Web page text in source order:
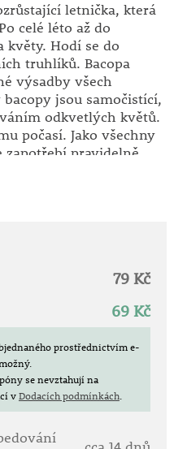
letnička, která
celé léto až do
květy. Hodí se do
truhlíků. Bacopa
výsadby všech
jsou samočistící,
odkvetlých květů.
počasí. Jako všechny
pravidelně
kvetení. Zasíláme
79 Kč
69 Kč
prostřednictvím e-
se nevztahují na
vDodacích podmínkách.